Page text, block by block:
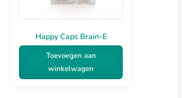
Happy Caps Brain-E
Toevoegen aan
winkelwagen